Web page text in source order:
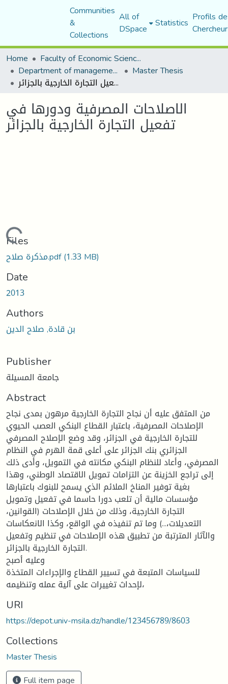
Communities
&
Collections
All of
DSpace Statistics Profils
Home
Faculty of Economic Sciences, Commerce and Management Sciences
Department of management sciences Master Thesis
الاصلاحات المصرفية ودورها في تفعيل التجارة الخارجية بالجزائر
الاصلاحات المصرفية ودورها في
تفعيل التجارة الخارجية بالجزائر
Loading...
Files
مذكرة صلاح.pdf(1.33 MB)
Date
2013
Authors
بن قادة, صلاح الدين
Publisher
جامعة المسيلة
Abstract
من المتفق عليه أن نجاح التجارة الخارجية مرهون بمدى نجاح
الإصلاحات المصرفية، باعتبار القطاع البنكي العصب الحيوي
للتجارة الخارجية في الجزائر، وقد وضع الإصلاح المصرفي
الجزائري بنك الجزائر على أعلى قمة الهرم في النظام
المصرفي، وأعاد للنظام البنكي مكانته في التمويل، وأدى ذلك
إلى تراجع الخزينة عن التزامات تمويل الاقتصاد الوطني، وهذا
بغية توفير المناخ الملائم الذي يسمح للبنوك باعتبارها
مؤسسات مالية أن تلعب دورا حاسما في تفعيل وتمويل
التجارة الخارجية، وذلك من خلال الإصلاحات (القوانين،
التعديلات،...) وما تم تنفيذه في الواقع، وكذا الانعكاسات
والآثار المترتبة من تطبيق هذه الإصلاحات في تنظيم وتفعيل
التجارة الخارجية بالجزائر.
وعليه أصبح
للسياسات المتبعة في تسيير القطاع والإجراءات المتخذة
لإحداث تغييرات على آلية عمله وتنظيمه،
URI
https://depot.univ-msila.dz/handle/123456789/8603
Collections
Master Thesis
Full item page